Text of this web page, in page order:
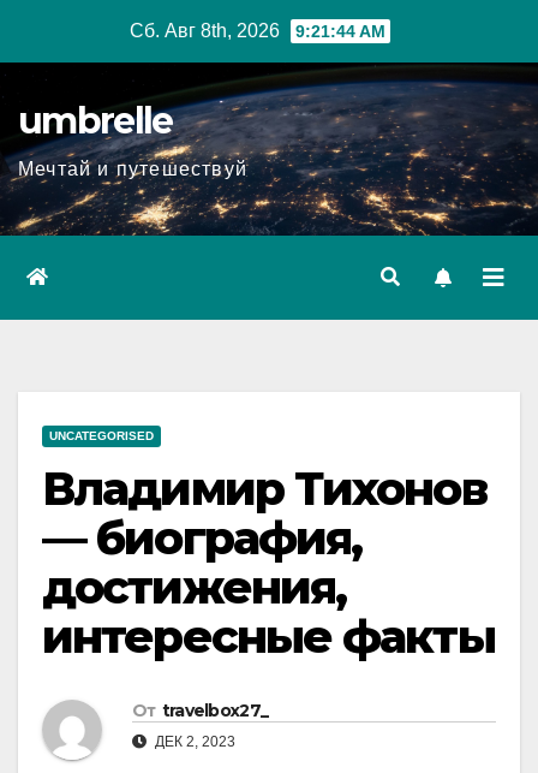
Сб. Авг 8th, 2026 9:21:45 AM
umbrelle
Мечтай и путешествуй
UNCATEGORISED
Владимир Тихонов
— биография,
достижения,
интересные факты
От travelbox27_
ДЕК 2, 2023